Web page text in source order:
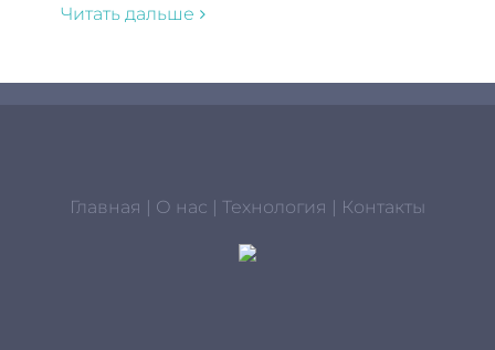
Читать дальше
Главная | О нас | Технология | Контакты